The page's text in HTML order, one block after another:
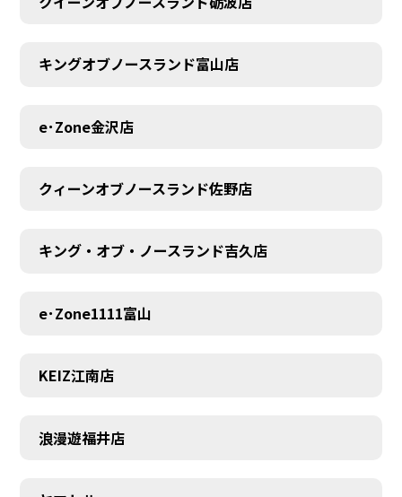
キングオブノースランド富山店
e･Zone金沢店
クィーンオブノースランド佐野店
キング・オブ・ノースランド吉久店
e･Zone1111富山
KEIZ江南店
浪漫遊福井店